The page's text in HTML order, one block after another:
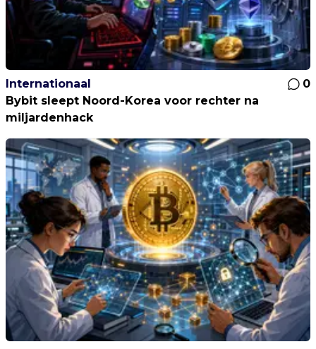
Internationaal
0
Bybit sleept Noord-Korea voor rechter na
miljardenhack